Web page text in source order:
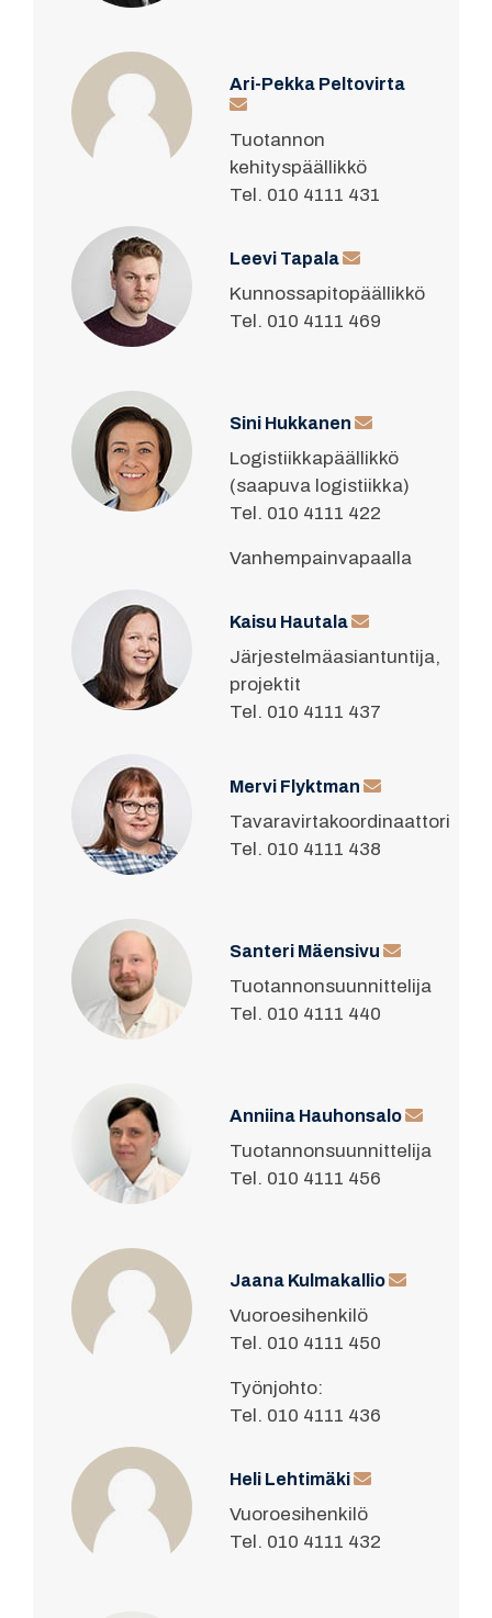
Ari-Pekka Peltovirta
Tuotannon
kehityspäällikkö
Tel. 010 4111 431
Leevi Tapala
Kunnossapitopäällikkö
Tel. 010 4111 469
Sini Hukkanen
Logistiikkapäällikkö
(saapuva logistiikka)
Tel. 010 4111 422
Vanhempainvapaalla
Kaisu Hautala
Järjestelmäasiantuntija,
projektit
Tel. 010 4111 437
Mervi Flyktman
Tavaravirtakoordinaattori
Tel. 010 4111 438
Santeri Mäensivu
Tuotannonsuunnittelija
Tel. 010 4111 440
Anniina Hauhonsalo
Tuotannonsuunnittelija
Tel. 010 4111 456
Jaana Kulmakallio
Vuoroesihenkilö
Tel. 010 4111 450
Työnjohto:
Tel. 010 4111 436
Heli Lehtimäki
Vuoroesihenkilö
Tel. 010 4111 432